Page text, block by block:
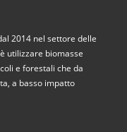
2014 nel settore delle
utilizzare biomasse
e forestali che da
a basso impatto